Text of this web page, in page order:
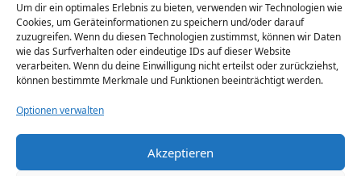
Um dir ein optimales Erlebnis zu bieten, verwenden wir Technologien wie
Cookies, um Geräteinformationen zu speichern und/oder darauf
zuzugreifen. Wenn du diesen Technologien zustimmst, können wir Daten
wie das Surfverhalten oder eindeutige IDs auf dieser Website
verarbeiten. Wenn du deine Einwilligung nicht erteilst oder zurückziehst,
können bestimmte Merkmale und Funktionen beeinträchtigt werden.
Optionen verwalten
Akzeptieren
© 2026 Otaku Japan. Alle Rechte vorbehalten.